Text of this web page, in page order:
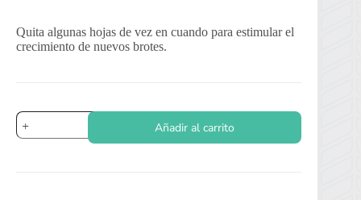
Quita algunas hojas de vez en cuando para estimular el
crecimiento de nuevos brotes.
Menta
cantidad
Añadir al carrito